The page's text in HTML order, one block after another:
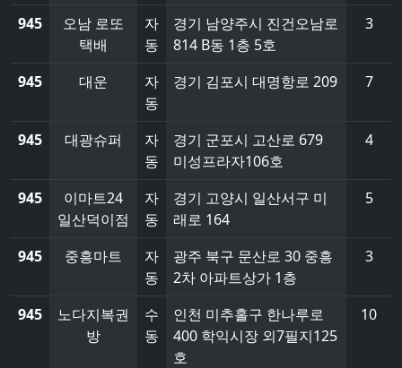
945
오남 로또
택배
자
동
경기 남양주시 진건오남로
814 B동 1층 5호
3
945 대운
자
동
경기 김포시 대명항로 209 7
945 대광슈퍼
자
동
경기 군포시 고산로 679
미성프라자106호
4
945
이마트24
일산덕이점
자
동
경기 고양시 일산서구 미
래로 164
5
945 중흥마트
자
동
광주 북구 문산로 30 중흥
2차 아파트상가 1층
3
945
노다지복권
방
수
동
인천 미추홀구 한나루로
400 학익시장 외7필지125
호
10